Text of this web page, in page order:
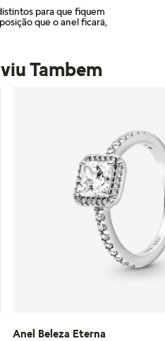
para que fiquem
que o anel ficará,
Tambem
Anel Beleza Eterna